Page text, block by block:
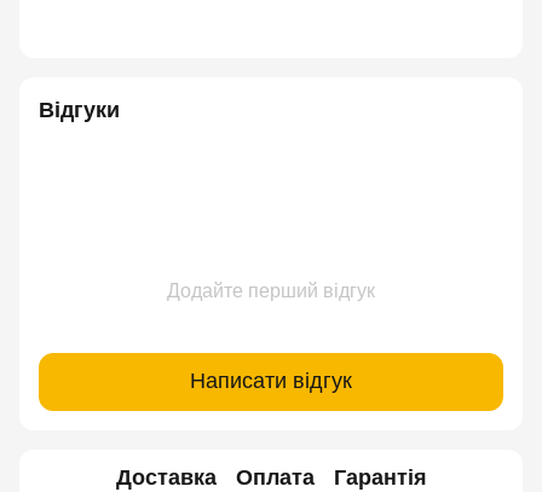
Відгуки
Додайте перший відгук
Написати відгук
Доставка Оплата Гарантія